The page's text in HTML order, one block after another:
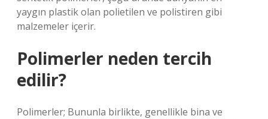
yaygın plastik olan polietilen ve polistiren gibi
malzemeler içerir.
Polimerler neden tercih
edilir?
Polimerler; Bununla birlikte, genellikle bina ve